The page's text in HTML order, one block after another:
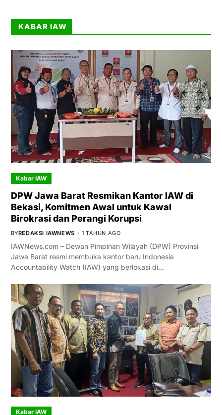
KABAR IAW
Kabar IAW
DPW Jawa Barat Resmikan Kantor IAW di
Bekasi, Komitmen Awal untuk Kawal
Birokrasi dan Perangi Korupsi
BYREDAKSI IAWNEWS 1 TAHUN AGO
IAWNews.com – Dewan Pimpinan Wilayah (DPW) Provinsi
Jawa Barat resmi membuka kantor baru Indonesia
Accountability Watch (IAW) yang berlokasi di…
Kabar IAW